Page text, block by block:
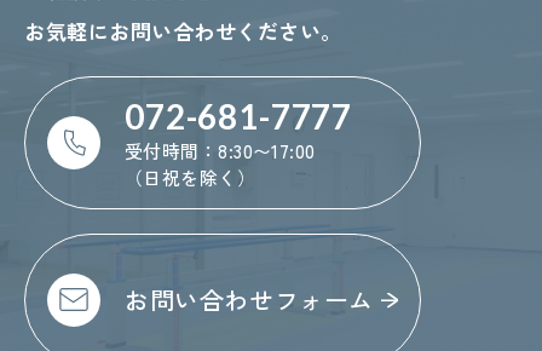
みなさまの個人情報の取扱を委託する場合
は、個人情報の安全管理が図られるよう監督
します。
個人情報保護のための管理体制及び取り組み
を継続的に見直し、改善に努めます。
お問い合わせ先
アールリハビリステーション
〒569-1116 大阪府高槻市白梅町5-7
お気軽にお問い合わせください。
072-681-7777
受付時間：8:30〜17:00
（日祝を除く）
お問い合わせフォーム